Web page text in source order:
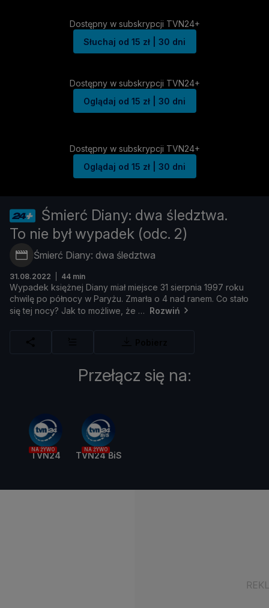
Dostępny w subskrypcji TVN24+
Słuchaj od 15 zł | 30 dni
Dostępny w subskrypcji TVN24+
Oglądaj od 15 zł | 30 dni
Dostępny w subskrypcji TVN24+
Oglądaj od 15 zł | 30 dni
Śmierć Diany: dwa śledztwa.
To nie był wypadek (odc. 2)
Śmierć Diany: dwa śledztwa
31.08.2022 44 min
Wypadek księżnej Diany miałmiejsce 31 sierpnia 1997 roku
chwilę po północy w Paryżu. Zmarła o 4 nad ranem. Co stało
siętej nocy? Jakto możliwe, że Rozwiń
Przełącz się na:
NA ŻYWO
TVN24
NA ŻYWO
TVN24 BiS